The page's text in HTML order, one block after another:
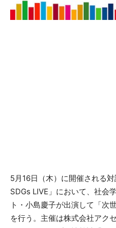
5月16日（木）に開催される
SDGs LIVE」において、社会
ト・小島慶子が出演して「次
を行う。主催は株式会社アク